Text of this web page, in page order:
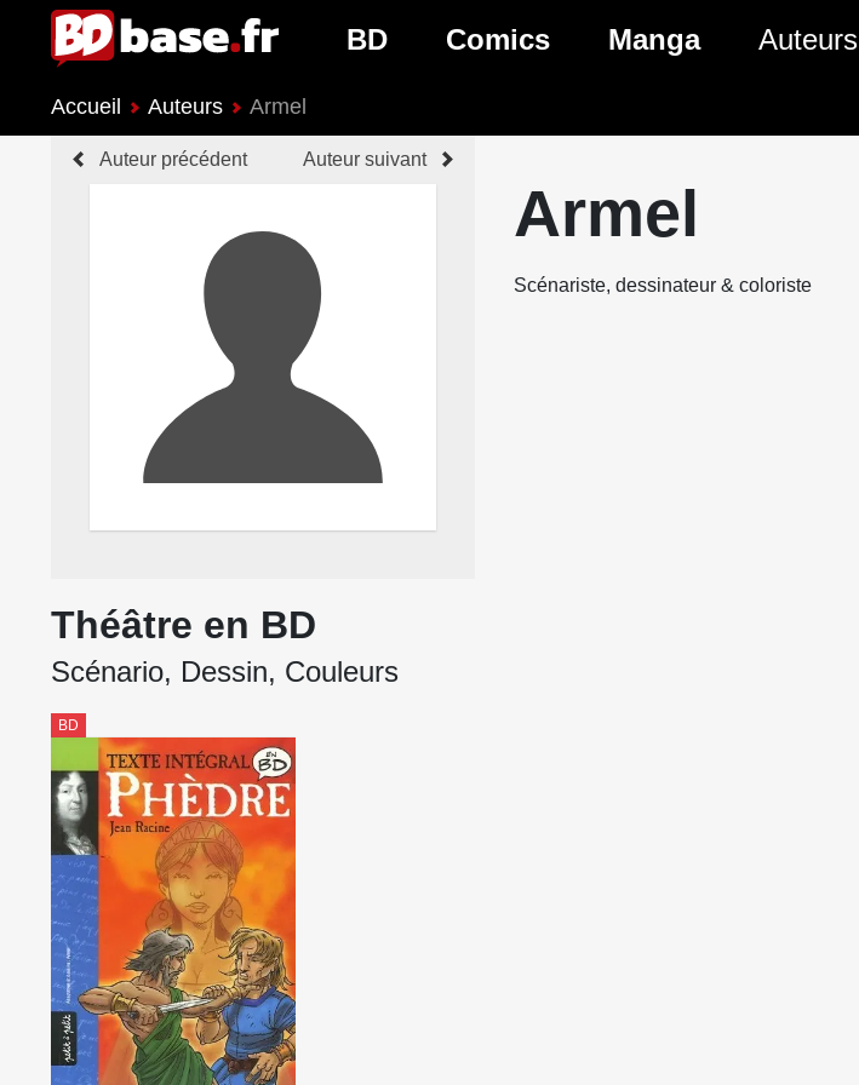
BD
Prochaines sorties BD
Comics
Genres Comics
Manga
Genres Manga
Auteurs
Accueil Auteurs Armel
Auteur précédent Auteur suivant
Armel
Scénariste, dessinateur & coloriste
Théâtre en BD
Scénario, Dessin, Couleurs
BD